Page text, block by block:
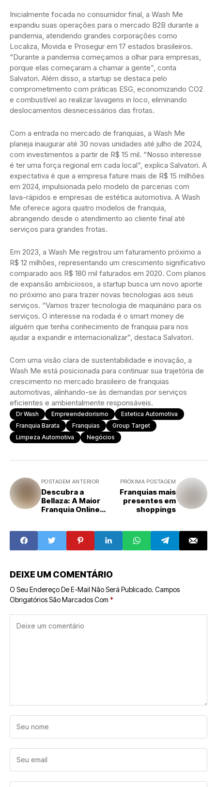
Inicialmente focada no consumidor final, a Wash Me
expandiu suas operações para o mercado B2B durante a
pandemia, atendendo grandes corporações como
Localiza, Movida e Prosegur em 17 estados brasileiros.
“Durante a pandemia começamos a olhar para empresas,
porque elas começaram a chamar a gente”, conta
Salvatori. Além disso, a startup se destaca pelo
comprometimento com práticas ESG, economizando CO2
e combustível ao realizar lavagens in loco, eliminando
deslocamentos desnecessários das frotas.
Com a entrada no mercado de franquias, a Wash Me
planeja inaugurar até 30 novas unidades até julho de 2024,
com investimentos a partir de R$ 15 mil. “Nosso interesse
é ter uma força regional em cada local”, explica Salvatori. A
expectativa é que a empresa fature mais de R$ 15 milhões
em 2024, impulsionada pelo modelo de parcerias com
lava-rápidos e empresas de estética automotiva. A Wash
Me oferece agora quatro modelos de franquia,
abrangendo desde o atendimento ao cliente final até
serviços para grandes frotas.
Em 2023, a Wash Me registrou um faturamento próximo a
R$ 12 milhões, representando um crescimento significativo
comparado aos R$ 180 mil faturados em 2020. Com planos
de expansão ambiciosos, a startup busca um novo aporte
no próximo ano para trazer novas tecnologias aos seus
serviços. “Vamos trazer tecnologia de maquinário para os
serviços. O interesse na rodada é o smart money de
alguém que tenha conhecimento de franquia para nos
ajudar a expandir e internacionalizar”, destaca Salvatori.
Com uma visão clara de sustentabilidade e inovação, a
Wash Me está posicionada para continuar sua trajetória de
crescimento no mercado brasileiro de franquias
automotivas, alinhando-se às demandas por serviços
eficientes e ambientalmente responsáveis.
Dr Wash Empreendedorismo
Estetica Automotiva
Franquia Barata
Franquias
Group Target
Limpeza Automotiva
Negócios
POSTAGEM ANTERIOR
Descubra a
Bellaza: A Maior
Franquia Online
PRÓXIMA POSTAGEM
Franquias mais
presentes em
shoppings
DEIXE UM COMENTÁRIO
O Seu Endereço De E-Mail Não Será Publicado. Campos
Obrigatórios São Marcados Com *